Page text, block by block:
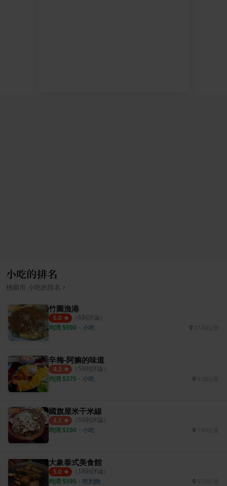
小吃的排名
桃園市 小吃 的排名 ›
竹圍漁港
5.0 （ 6則評論）
均消 $500 ・ 小吃 27.83公里
辛梅-阿嫲的味道
4.3 （ 59則評論）
均消 $375 ・ 小吃 9.58公里
國旗屋米干米線
4.1 （ 59則評論）
均消 $100 ・ 小吃 7.84公里
大象泰式美食館
5.0 （ 18則評論）
均消 $595 ・ 吃到飽 9.73公里